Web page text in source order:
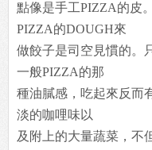
點像是手工PIZZA的皮
PIZZA的DOUGH來
做餃子是司空見慣的。
一般PIZZA的那
種油膩感，吃起來反而
淡的咖哩味以
及附上的大量蔬菜，不